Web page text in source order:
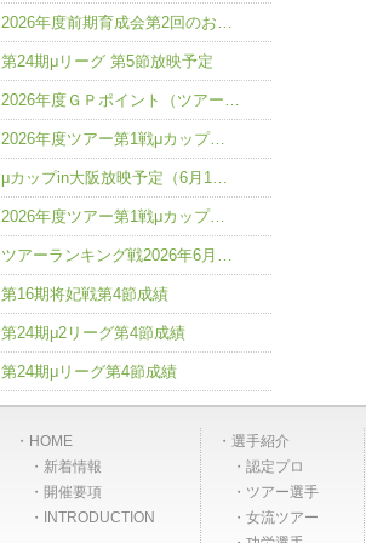
2026年度前期育成会第2回のお…
第24期μリーグ 第5節放映予定
2026年度ＧＰポイント（ツアー…
2026年度ツアー第1戦μカップ…
μカップin大阪放映予定（6月1…
2026年度ツアー第1戦μカップ…
ツアーランキング戦2026年6月…
第16期将妃戦第4節成績
第24期μ2リーグ第4節成績
第24期μリーグ第4節成績
HOME
新着情報
開催要項
INTRODUCTION
選手紹介
認定プロ
ツアー選手
女流ツアー